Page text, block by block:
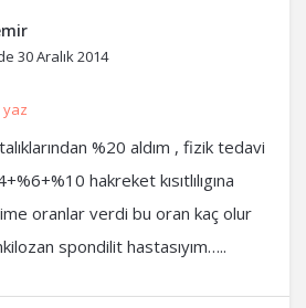
30 Aralık 2014
yaz
%20 aldım , fizik tedavi
hakreket kısıtlılıgına
oranlar verdi bu oran kaç olur
spondilit hastasıyım…..